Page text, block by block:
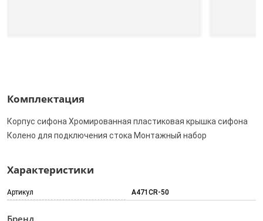
Комплектация
Корпус сифона Хромированная пластиковая крышка сифона
Колено для подключения стока Монтажный набор
Характеристики
Артикул A471CR-50
Бренд